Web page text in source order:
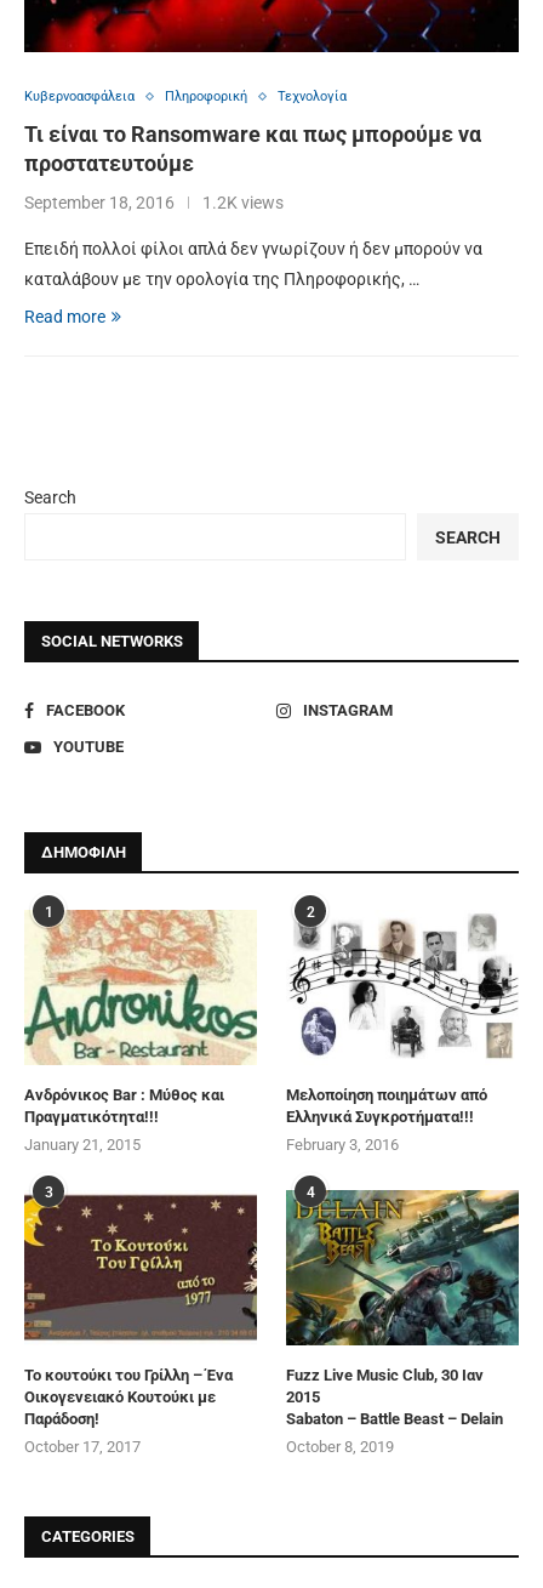
Κυβερνοασφάλεια Πληροφορική Τεχνολογία
Τι είναι το Ransomware και πως μπορούμε να
προστατευτούμε
September 18, 2016 1.2K views
Επειδή πολλοί φίλοι απλά δεν γνωρίζουν ή δεν μπορούν να
καταλάβουν με την ορολογία της Πληροφορικής, …
Read more
Search
SEARCH
SOCIAL NETWORKS
FACEBOOK
INSTAGRAM
YOUTUBE
ΔΗΜΟΦΙΛΗ
1
Ανδρόνικος Bar : Μύθος και
Πραγματικότητα!!!
January 21, 2015
2
Μελοποίηση ποιημάτων από
Ελληνικά Συγκροτήματα!!!
February 3, 2016
3
Το κουτούκι του Γρίλλη – Ένα
Οικογενειακό Κουτούκι με
Παράδοση!
October 17, 2017
4
Fuzz Live Music Club, 30 Ιαν
2015
Sabaton – Battle Beast – Delain
October 8, 2019
CATEGORIES